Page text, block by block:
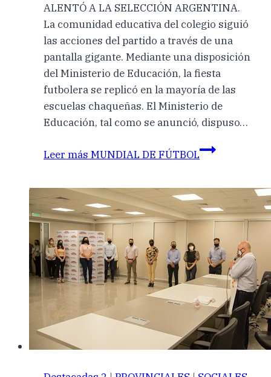
ALENTÓ A LA SELECCIÓN ARGENTINA.
La comunidad educativa del colegio siguió
las acciones del partido a través de una
pantalla gigante. Mediante una disposición
del Ministerio de Educación, la fiesta
futbolera se replicó en la mayoría de las
escuelas chaqueñas. El Ministerio de
Educación, tal como se anunció, dispuso…
Leer más MUNDIAL DE FÚTBOL